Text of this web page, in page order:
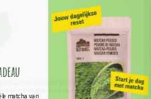
Via onze nieuwsbrief blijf je op de hoogte van
en nieuwigheden in de biowereld.
matcha van